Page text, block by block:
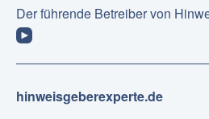
Der führende Betreiber von
hinweisgeberexperte.de